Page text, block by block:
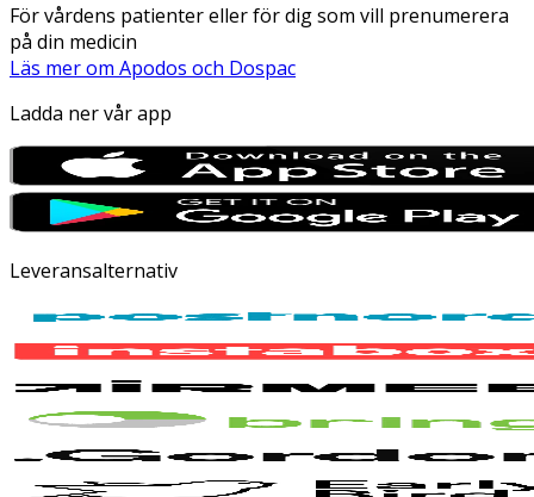
För vårdens patienter eller för dig som vill prenumerera
på din medicin
Läs mer om Apodos och Dospac
Ladda ner vår app
Leveransalternativ